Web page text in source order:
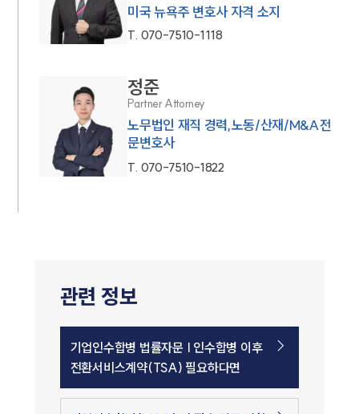
미국 뉴욕주 변호사 자격 소지
T. 070-7510-1118
정준
Partner Attorney
노무법인 재직 경력,노동/산재/M&A전
문변호사
T. 070-7510-1822
관련 정보
기업인수합병 법률자문 | 인수합병 이후
전환서비스계약(TSA) 필요하다면